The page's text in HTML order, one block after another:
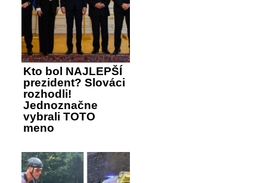
Kto bol NAJLEPŠÍ
prezident? Slováci
rozhodli!
Jednoznačne
vybrali TOTO
meno